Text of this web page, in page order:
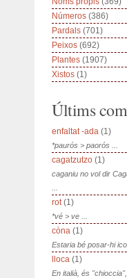
Números (386)
Pardals (701)
Peixos (692)
Plantes (1907)
Xistos (1)
Últims
enfaltat -ada (1)
*paurós > paorós ...
cagatzutzo (1)
caganiu no vol dir
rot(1)
*vé > ve ...
còna (1)
Estaria bé posar-hi
lloca (1)
En italià, és